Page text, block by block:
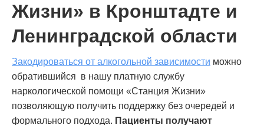
Жизни» в Кронштадте и
Ленинградской области
Закодироваться от алкогольной зависимости можно
обратившийся в нашу платную службу
наркологической помощи «Станция Жизни»
позволяющую получить поддержку без очередей и
формального подхода. Пациенты получают